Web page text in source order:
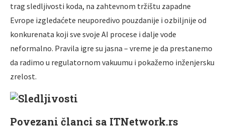
trag sledljivosti koda, na zahtevnom tržištu zapadne
Evrope izgledaćete neuporedivo pouzdanije i ozbiljnije od
konkurenata koji sve svoje AI procese i dalje vode
neformalno. Pravila igre su jasna – vreme je da prestanemo
da radimo u regulatornom vakuumu i pokažemo inženjersku
zrelost.
Povezani članci sa ITNetwork.rs